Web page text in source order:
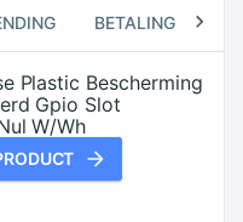
BETALING
Plastic Bescherming
Gpio Slot
W/Wh